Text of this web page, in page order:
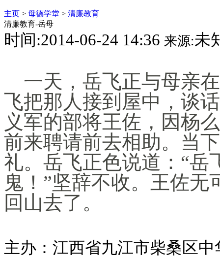
主页 > 母德学堂 > 清廉教育
清廉教育-岳母
时间:2014-06-24 14:36 来源:未
一天，岳飞正与母亲
飞把那人接到屋中，谈
义军的部将王佐，因杨
前来聘请前去相助。当
礼。岳飞正色说道：“岳
鬼！”坚辞不收。王佐
回山去了。
主办：江西省九江市柴桑区